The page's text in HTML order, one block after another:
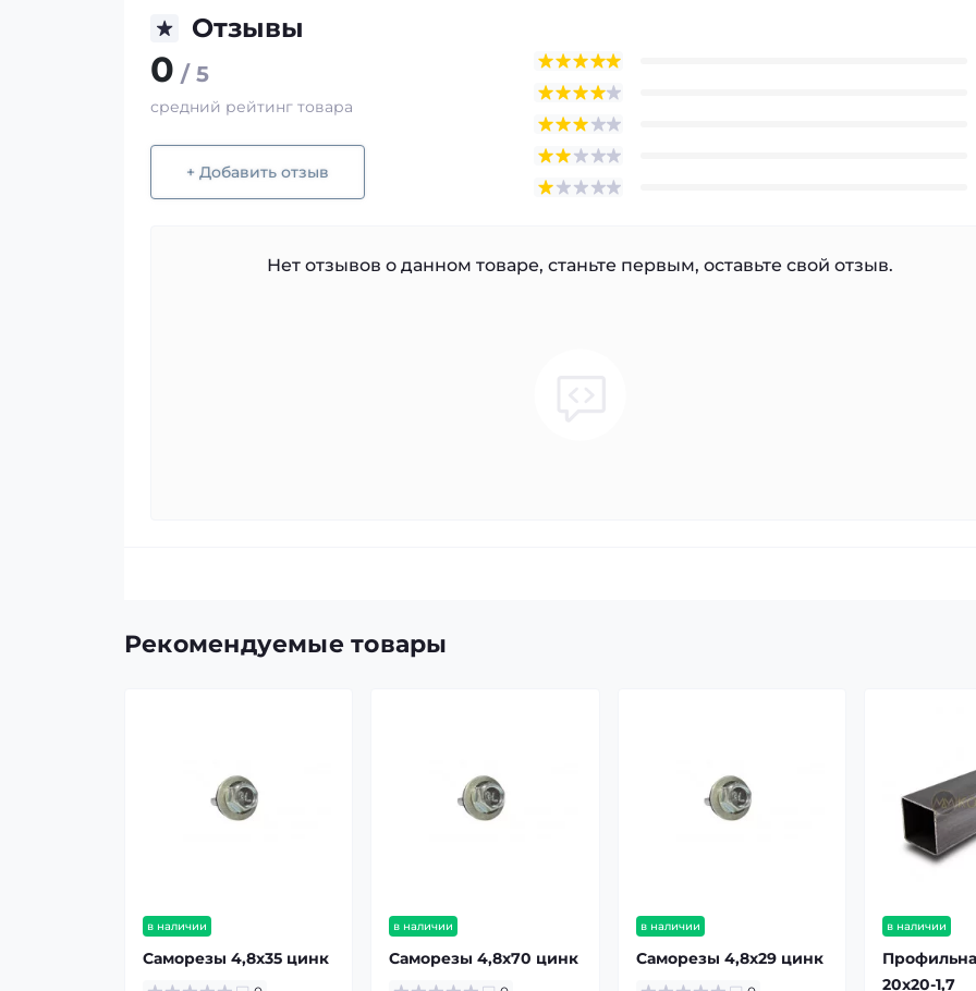
Отзывы
0 / 5
средний рейтинг товара
+ Добавить отзыв
Нет отзывов о данном товаре, станьте первым, оставьте свой отзыв.
Рекомендуемые товары
в наличии
Саморезы 4,8х35 цинк
в наличии
Саморезы 4,8х70 цинк
в наличии
Саморезы 4,8х29 цинк
в наличии
20х20-1,7